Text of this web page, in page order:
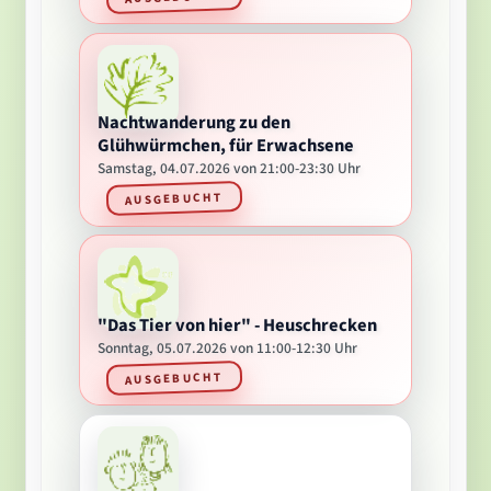
Nachtwanderung zu den
Glühwürmchen, für Erwachsene
Samstag, 04.07.2026 von 21:00-23:30 Uhr
AUSGEBUCHT
"Das Tier von hier" - Heuschrecken
Sonntag, 05.07.2026 von 11:00-12:30 Uhr
AUSGEBUCHT